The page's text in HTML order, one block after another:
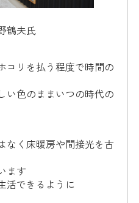
鶴夫氏
コリを払う程度で時間の
い色のままいつの時代の
なく床暖房や間接光を古
ます
活できるように